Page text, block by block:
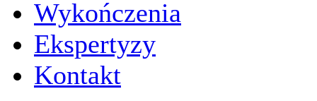
Wykończenia
Ekspertyzy
Kontakt